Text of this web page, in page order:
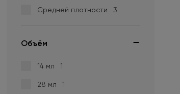
Средней плотности 3
Объём
14 мл 1
28 мл 1